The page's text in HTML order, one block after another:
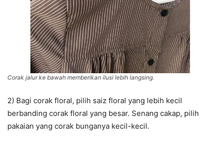
Corak jalur ke bawah memberikan ilusi lebih langsing.
2) Bagi corak floral, pilih saiz floral yang lebih kecil
berbanding corak floral yang besar. Senang cakap, pilih
pakaian yang corak bunganya kecil-kecil.